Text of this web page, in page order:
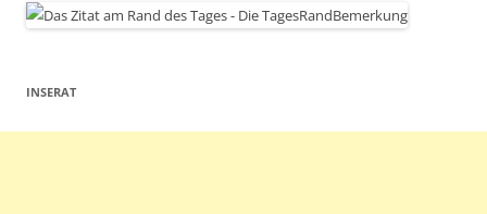
INSERAT